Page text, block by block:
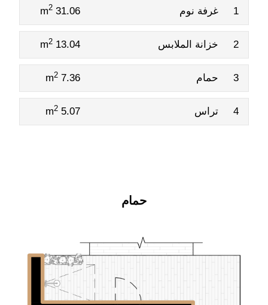
1 غرفة نوم 31.06 m
2
2 خزانة الملابس 13.04 m
2
3 حمام 7.36 m
2
4 تراس 5.07 m
2
حمام